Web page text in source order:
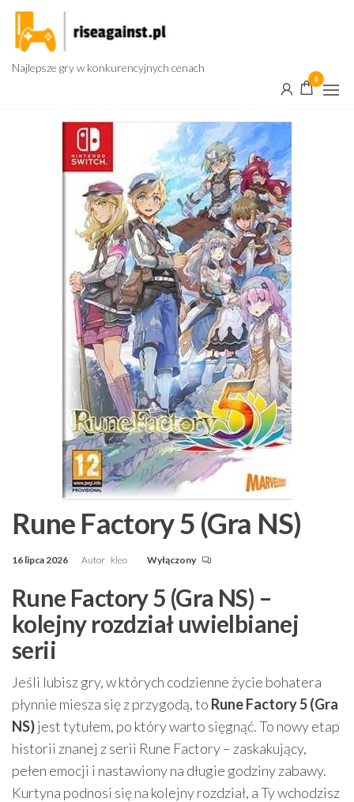
Przejdź
treści
Najlepsze gry w konkurencyjnych cenach
0
Rune Factory 5 (Gra NS)
16 lipca 2026 Autor kleo Wyłączony
Rune Factory 5 (Gra NS) –
kolejny rozdział uwielbianej
serii
Jeśli lubisz gry, w których codzienne życie bohatera
płynnie miesza się z przygodą, to Rune Factory 5 (Gra
NS)jest tytułem, po który warto sięgnąć. To nowy etap
historii znanej z serii Rune Factory – zaskakujący,
pełen emocji i nastawiony na długie godziny zabawy.
Kurtyna podnosi się na kolejny rozdział, a Ty wchodzisz